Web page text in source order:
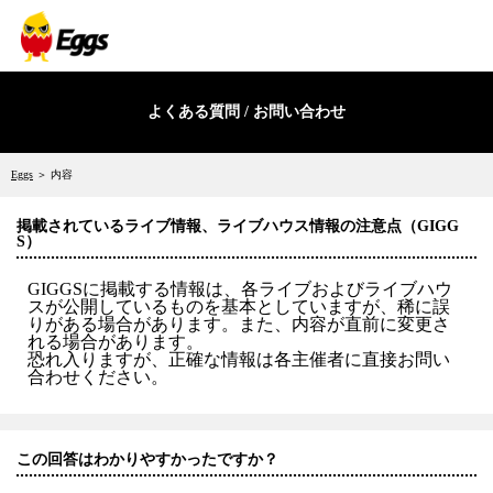
よくある質問 / お問い合わせ
Eggs ＞ 内容
掲載されているライブ情報、ライブハウス情報の注意点（GIGG
S）
GIGGSに掲載する情報は、各ライブおよびライブハウ
スが公開しているものを基本としていますが、稀に誤
りがある場合があります。また、内容が直前に変更さ
れる場合があります。
恐れ入りますが、正確な情報は各主催者に直接お問い
合わせください。
この回答はわかりやすかったですか？